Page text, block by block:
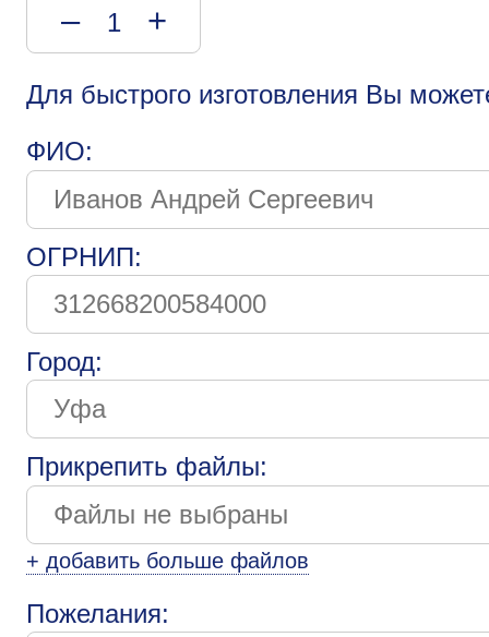
– +
Для быстрого изготовления Вы
ФИО:
ОГРНИП:
Город:
Прикрепить файлы:
+ добавить больше файлов
Пожелания: